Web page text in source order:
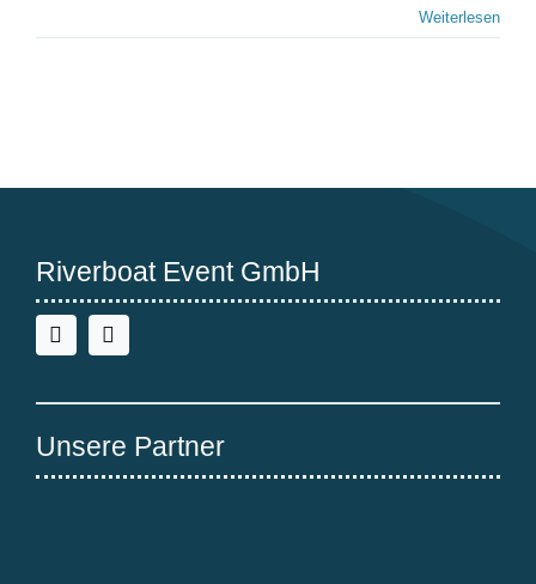
Weiterlesen
Riverboat Event GmbH
Unsere Partner